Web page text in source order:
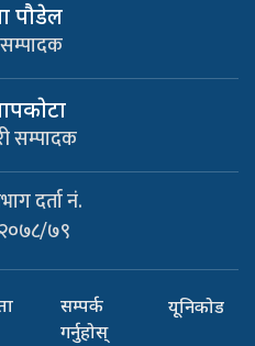
पौडेल
सम्पादक
दर्ता नं.
७९
सम्पर्क
गर्नुहोस्
यूनिकोड